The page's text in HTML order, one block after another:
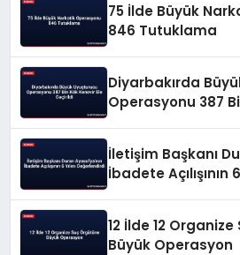
75 İlde Büyük
846 Tutuklama
Diyarbakırda
Operasyonu 387
İletişim Başkanı
İbadete Açılışının
12 İlde 12
Büyük Operasyon